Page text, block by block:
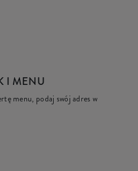
I MENU
menu, podaj swój adres w